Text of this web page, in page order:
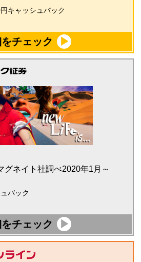
キャッシュバック
チェック
ネイト社調べ2020年1月～
バック
チェック